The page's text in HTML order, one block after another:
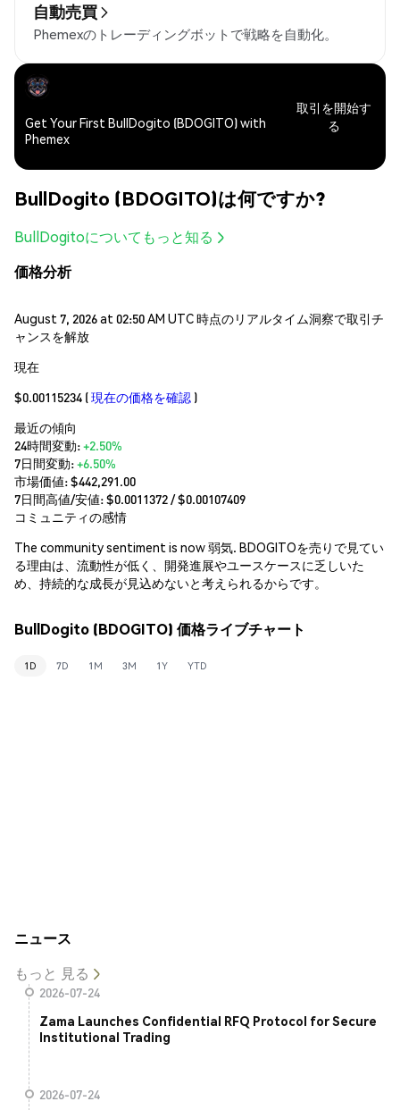
自動売買
Phemexのトレーディングボットで戦略を自動化。
Get Your First BullDogito (BDOGITO) with
Phemex
取引を開始す
る
BullDogito (BDOGITO)は何ですか?
BullDogitoについてもっと知る
価格分析
August 7, 2026 at 02:50 AM UTC 時点のリアルタイム洞察で取引チ
ャンスを解放
現在
$0.00115234 (現在の価格を確認 )
最近の傾向
24時間変動:+2.50%
7日間変動:+6.50%
市場価値:$442,291.00
7日間高値/安値: $0.0011372/ $0.00107409
コミュニティの感情
The community sentiment is now 弱気. BDOGITOを売りで見てい
る理由は、流動性が低く、開発進展やユースケースに乏しいた
め、持続的な成長が見込めないと考えられるからです。
BullDogito (BDOGITO) 価格ライブチャート
1D 7D 1M 3M 1Y YTD
ニュース
もっと 見る
2026-07-24
Zama Launches Confidential RFQ Protocol for Secure
Institutional Trading
2026-07-24